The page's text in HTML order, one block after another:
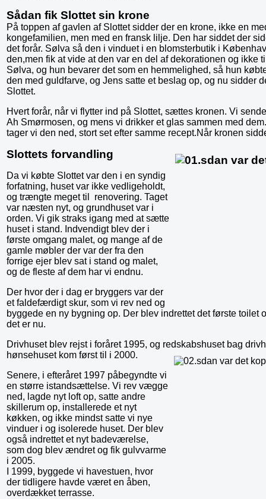
Sådan fik Slottet sin krone
På toppen af gavlen af Slottet sidder der en krone, ikke en
kongefamilien, men med en fransk lilje. Den har siddet der
det forår. Sølva så den i vinduet i en blomsterbutik i
den,men fik at vide at den var en del af dekorationen og ikke
Sølva, og hun bevarer det som en hemmelighed, så hun
den med guldfarve, og Jens satte et beslag op, og nu sidder
Slottet.
Hvert forår, når vi flytter ind på Slottet, sættes kronen. Vi
Ah Smørmosen, og mens vi drikker et glas sammen med
tager vi den ned, stort set efter samme recept.Når kronen
Slottets forvandling
Da vi købte Slottet var den i en syndig
forfatning, huset var ikke vedligeholdt,
og trængte meget til renovering. Taget
var næsten nyt, og grundhuset var i
orden. Vi gik straks igang med at sætte
huset i stand. Indvendigt blev der i
første omgang malet, og mange af de
gamle møbler der var der fra den
forrige ejer blev sat i stand og malet,
og de fleste af dem har vi endnu.
Der hvor der i dag er bryggers var der
et faldefærdigt skur, som vi rev ned og
byggede en ny bygning op. Der blev indrettet det første toilet
det er nu.
Drivhuset blev rejst i foråret 1995, og redskabshuset bag
hønsehuset kom først til i 2000.
Senere, i efteråret 1997 påbegyndte vi
en større istandsættelse. Vi rev vægge
ned, lagde nyt loft op, satte andre
skillerum op, installerede et nyt
køkken, og ikke mindst satte vi nye
vinduer i og isolerede huset. Der blev
også indrettet et nyt badeværelse,
som dog blev ændret og fik gulvvarme
i 2005.
I 1999, byggede vi havestuen, hvor
der tidligere havde været en åben,
overdækket terrasse.